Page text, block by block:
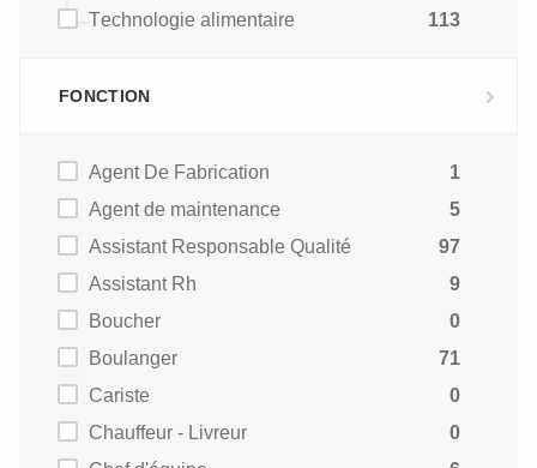
Technologie alimentaire
113
FONCTION
Agent De Fabrication
1
Agent de maintenance
5
Assistant Responsable Qualité
97
Assistant Rh
9
Boucher
0
Boulanger
71
Cariste
0
Chauffeur - Livreur
0